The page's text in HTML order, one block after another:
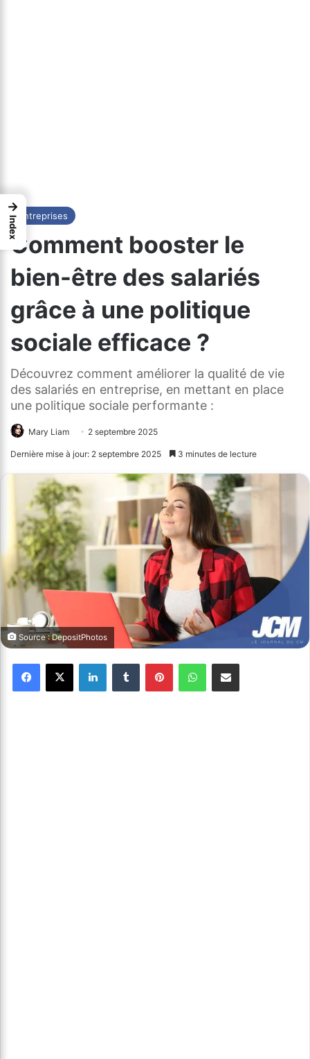
Entreprises
Comment booster le
bien-être des salariés
grâce à une politique
sociale efficace ?
Découvrez comment améliorer la qualité de vie
des salariés en entreprise, en mettant en place
une politique sociale performante :
Mary Liam 2 septembre 2025
Dernière mise à jour: 2 septembre 2025 3 minutes de lecture
Source : DepositPhotos
→
Index